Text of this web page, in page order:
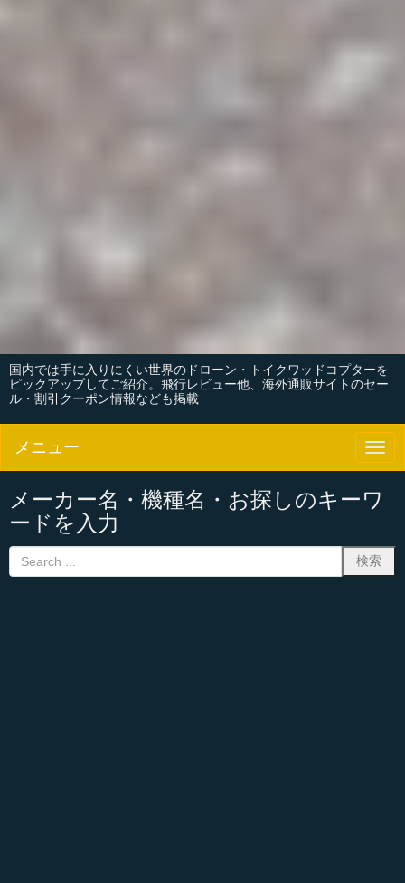
国内では手に入りにくい世界のドローン・トイクワッドコプターを
ピックアップしてご紹介。飛行レビュー他、海外通販サイトのセー
ル・割引クーポン情報なども掲載
N
a
v
i
g
i
o
n
メニュー
メーカー名・機種名・お探しのキーワ
ードを入力